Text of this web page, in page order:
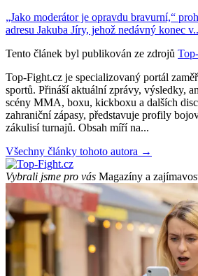
„Jako moderátor je opravdu bravurní,“
adresu Jakuba Jíry, jehož nedávný konec
Tento článek byl publikován ze zdrojů
Top-Fight.cz je specializovaný portál
sportů. Přináší aktuální zprávy, výsledky,
scény MMA, boxu, kickboxu a dalších
zahraniční zápasy, představuje profily
zákulisí turnajů. Obsah míří na...
Všechny články tohoto autora →
Vybrali jsme pro vás Magazíny a